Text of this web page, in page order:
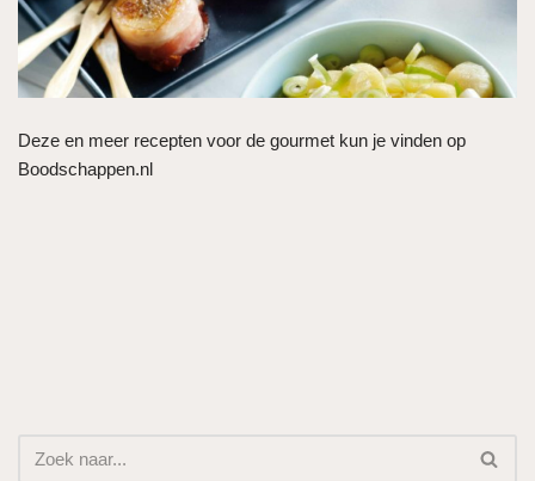
Deze en meer recepten voor de gourmet kun je vinden op
Boodschappen.nl